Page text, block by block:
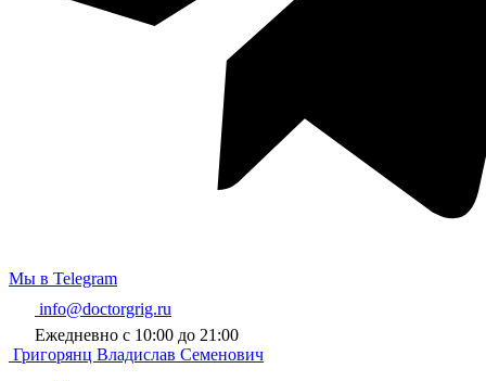
Мы в Telegram
info@doctorgrig.ru
Ежедневно с 10:00 до 21:00
Григорянц Владислав Семенович